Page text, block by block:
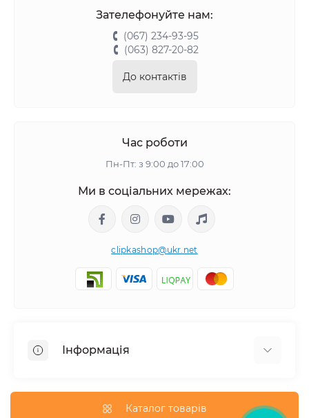
Зателефонуйте нам:
(067) 234-93-95
(063) 827-20-82
До контактів
Час роботи
Пн-Пт: з 9:00 до 17:00
Ми в соціальних мережах:
clipkashop@ukr.net
Інформація
Каталог товарів